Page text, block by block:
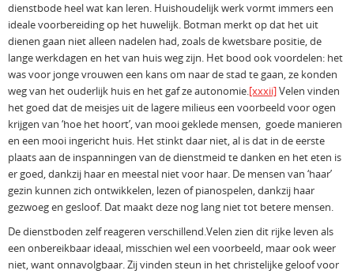
dienstbode heel wat kan leren. Huishoudelijk werk vormt immers een
ideale voorbereiding op het huwelijk. Botman merkt op dat het uit
dienen gaan niet alleen nadelen had, zoals de kwetsbare positie, de
lange werkdagen en het van huis weg zijn. Het bood ook voordelen: het
was voor jonge vrouwen een kans om naar de stad te gaan, ze konden
weg van het ouderlijk huis en het gaf ze autonomie.[xxxii]Velen vinden
het goed dat de meisjes uit de lagere milieus een voorbeeld voor ogen
krijgen van ‘hoe het hoort’, van mooi geklede mensen, goede manieren
en een mooi ingericht huis. Het stinkt daar niet, al is dat in de eerste
plaats aan de inspanningen van de dienstmeid te danken en het eten is
er goed, dankzij haar en meestal niet voor haar. De mensen van ‘haar’
gezin kunnen zich ontwikkelen, lezen of pianospelen, dankzij haar
gezwoeg en gesloof. Dat maakt deze nog lang niet tot betere mensen.
De dienstboden zelf reageren verschillend.Velen zien dit rijke leven als
een onbereikbaar ideaal, misschien wel een voorbeeld, maar ook weer
niet, want onnavolgbaar. Zij vinden steun in het christelijke geloof voor